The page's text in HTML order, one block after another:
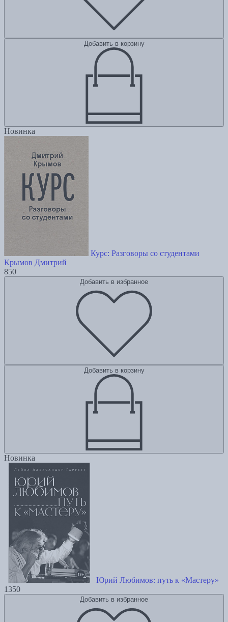
Добавить в корзину
Новинка
Курс: Разговоры со студентами
Крымов Дмитрий
850
Добавить в избранное
Добавить в корзину
Новинка
Юрий Любимов: путь к «Мастеру»
1350
Добавить в избранное